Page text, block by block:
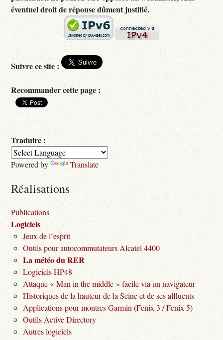
éventuel droit de réponse dûment justifié.
Suivre ce site :
Recommander cette page :
Traduire :
Powered by Translate
Réalisations
Publications
Logiciels
Jeux de l’esprit
Outils pour autocommutateurs Alcatel 4400
La météo du RER
Logiciels HP48
Attaque « Man in the middle » facile via un navigateur
Historiques de la hauteur de la Seine et de ses affluents
Applications pour montres Garmin (Fenix 3 / Fenix 5)
Outils Active Directory
Autres logiciels